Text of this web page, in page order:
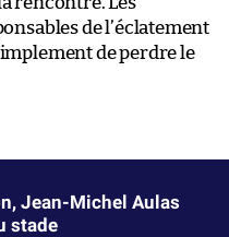
de l’éclatement
de perdre le
Jean-Michel Aulas
stade